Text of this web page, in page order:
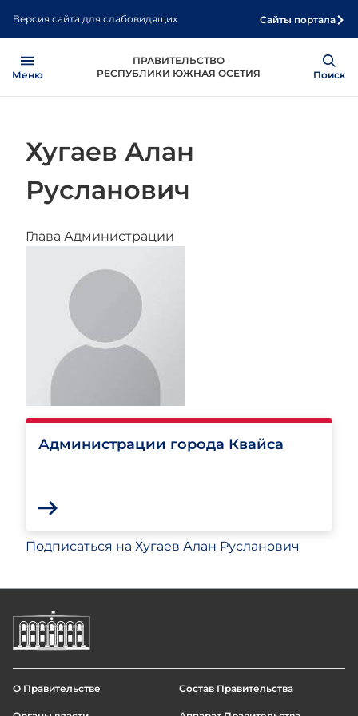
содержанию
Версия сайта для слабовидящих Сайты портала
ПРАВИТЕЛЬСТВО
РЕСПУБЛИКИ ЮЖНАЯ ОСЕТИЯ
Меню
Show
Поиск
Хугаев Алан
Русланович
Глава Администрации
Администрации города Квайса
Подписаться на Хугаев Алан Русланович
О Правительстве Состав Правительства